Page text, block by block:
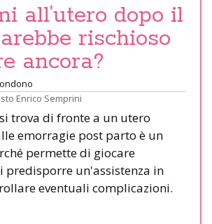
all’utero dopo il
rischioso
ancora?
Enrico Semprini
trova di fronte a un utero
emorragie post parto è un
permette di giocare
predisporre un'assistenza in
eventuali complicazioni.